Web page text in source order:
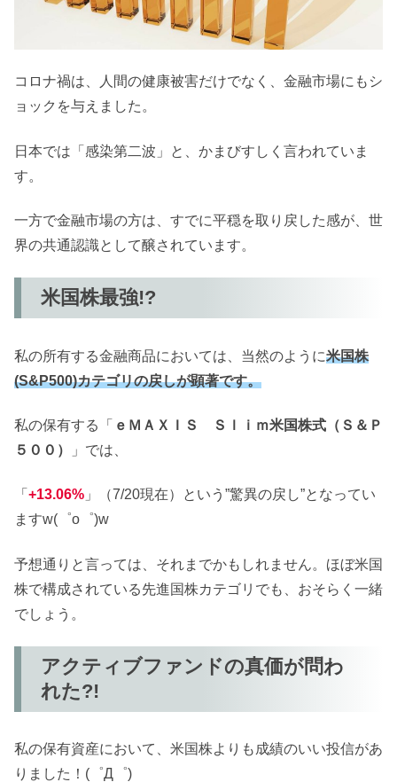
コロナ禍は、人間の健康被害だけでなく、金融市場にもシ
ョックを与えました。
日本では「感染第二波」と、かまびすしく言われていま
す。
一方で金融市場の方は、すでに平穏を取り戻した感が、世
界の共通認識として醸されています。
米国株最強!?
私の所有する金融商品においては、当然のように米国株
(S&P500)カテゴリの戻しが顕著です。
私の保有する「 ｅＭＡＸＩＳ Ｓｌｉｍ米国株式（Ｓ＆Ｐ
５００）
」では、
「 +13.06% 」（7/20現在）という”驚異の戻し”となってい
ますw(゜o゜)w
予想通りと言っては、それまでかもしれません。ほぼ米国
株で構成されている先進国株カテゴリでも、おそらく一緒
でしょう。
アクティブファンドの真価が問わ
れた?!
私の保有資産において、米国株よりも成績のいい投信があ
りました！(゜Д゜)